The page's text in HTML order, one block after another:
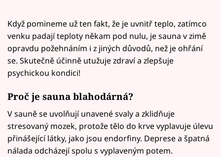
Když pomineme už ten fakt, že je uvnitř teplo, zatímco
venku padají teploty někam pod nulu, je sauna v zimě
opravdu požehnáním i z jiných důvodů, než je ohřání
se. Skutečně účinně utužuje zdraví a zlepšuje
psychickou kondici!
Proč je sauna blahodárná?
V sauně se uvolňují unavené svaly a zklidňuje
stresovaný mozek, protože tělo do krve vyplavuje úlevu
přinášející látky, jako jsou endorfiny. Deprese a špatná
nálada odcházejí spolu s vyplaveným potem.